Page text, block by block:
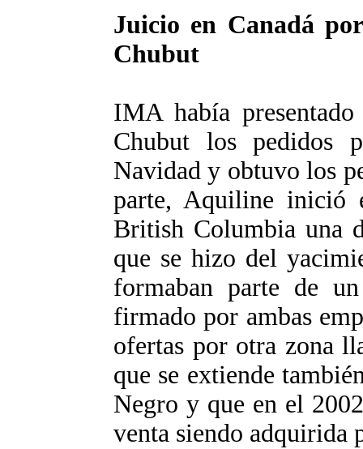
Juicio en Canadá
Chubut
IMA había
Chubut los pedidos
Navidad y obtuvo los
parte, Aquiline inició
British Columbia una
que se hizo del
formaban parte de
firmado por ambas
ofertas por otra zona
que se extiende
Negro y que en el
venta siendo adquirida